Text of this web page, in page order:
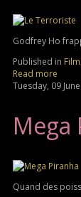
Godfrey Ho
Published in
Read more
Tuesday, 09
Mega
Quand des